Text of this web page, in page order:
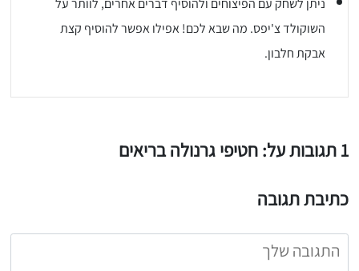
ניתן לשחק עם הפיצוחים ולהוסיף דברים אחרים, לוותר על
השוקולד צ'יפס. מה שבא לכם! אפילו אפשר להוסיף קצת
אבקת חלבון.
1 תגובות על: חטיפי גרנולה בריאים
כתיבת תגובה